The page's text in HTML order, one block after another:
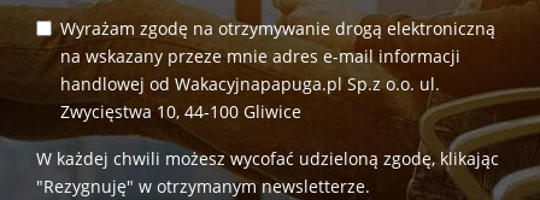
Wyrażam zgodę na otrzymywanie drogą elektroniczną
na wskazany przeze mnie adres e-mail informacji
handlowej od Wakacyjnapapuga.pl Sp.z o.o. ul.
Zwycięstwa 10, 44-100 Gliwice
W każdej chwili możesz wycofać udzieloną zgodę, klikając
"Rezygnuję" w otrzymanym newsletterze.